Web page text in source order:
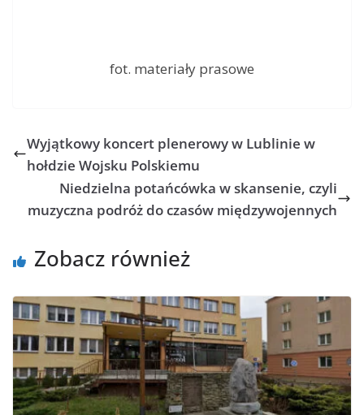
fot. materiały prasowe
Wyjątkowy koncert plenerowy w Lublinie w
hołdzie Wojsku Polskiemu
Niedzielna potańcówka w skansenie, czyli
muzyczna podróż do czasów międzywojennych
Zobacz również